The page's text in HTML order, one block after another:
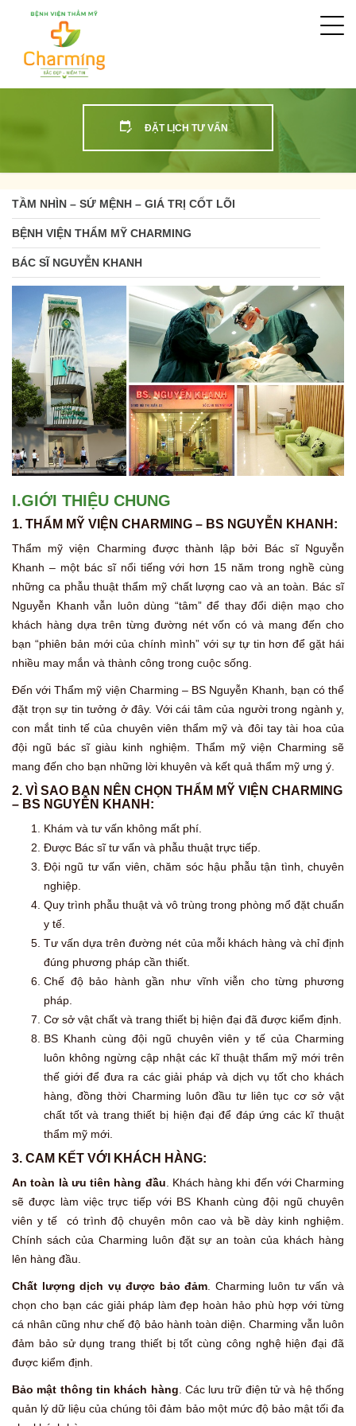
ĐẶT LỊCH TƯ VẤN
TẦM NHÌN – SỨ MỆNH – GIÁ TRỊ CỐT LÕI
BỆNH VIỆN THẨM MỸ CHARMING
BÁC SĨ NGUYỄN KHANH
I.GIỚI THIỆU CHUNG
1. THẨM MỸ VIỆN CHARMING – BS NGUYỄN KHANH:
Thẩm mỹ viện Charming được thành lập bởi Bác sĩ Nguyễn
Khanh – một bác sĩ nổi tiếng với hơn 15 năm trong nghề cùng
những ca phẫu thuật thẩm mỹ chất lượng cao và an toàn. Bác sĩ
Nguyễn Khanh vẫn luôn dùng “tâm” để thay đổi diện mạo cho
khách hàng dựa trên từng đường nét vốn có và mang đến cho
bạn “phiên bản mới của chính mình” với sự tự tin hơn để gặt hái
nhiều may mắn và thành công trong cuộc sống.
Đến với Thẩm mỹ viện Charming – BS Nguyễn Khanh, bạn có thể
đặt trọn sự tin tưởng ở đây. Với cái tâm của người trong ngành y,
con mắt tinh tế của chuyên viên thẩm mỹ và đôi tay tài hoa của
đội ngũ bác sĩ giàu kinh nghiệm. Thẩm mỹ viện Charming sẽ
mang đến cho bạn những lời khuyên và kết quả thẩm mỹ ưng ý.
2. VÌ SAO BẠN NÊN CHỌN THẨM MỸ VIỆN CHARMING
– BS NGUYỄN KHANH:
Khám và tư vấn không mất phí.
Được Bác sĩ tư vấn và phẫu thuật trực tiếp.
Đội ngũ tư vấn viên, chăm sóc hậu phẫu tận tình, chuyên
nghiệp.
Quy trình phẫu thuật và vô trùng trong phòng mổ đặt chuẩn
y tế.
Tư vấn dựa trên đường nét của mỗi khách hàng và chỉ định
đúng phương pháp cần thiết.
Chế độ bảo hành gần như vĩnh viễn cho từng phương
pháp.
Cơ sở vật chất và trang thiết bị hiện đại đã được kiểm định.
BS Khanh cùng đội ngũ chuyên viên y tế của Charming
luôn không ngừng cập nhật các kĩ thuật thẩm mỹ mới trên
thế giới để đưa ra các giải pháp và dịch vụ tốt cho khách
hàng, đồng thời Charming luôn đầu tư liên tục cơ sở vật
chất tốt và trang thiết bị hiện đại để đáp ứng các kĩ thuật
thẩm mỹ mới.
3. CAM KẾT VỚI KHÁCH HÀNG:
An toàn là ưu tiên hàng đầu . Khách hàng khi đến với Charming
sẽ được làm việc trực tiếp với BS Khanh cùng đội ngũ chuyên
viên y tế có trình độ chuyên môn cao và bề dày kinh nghiệm.
Chính sách của Charming luôn đặt sự an toàn của khách hàng
lên hàng đầu.
Chất lượng dịch vụ được bảo đảm . Charming luôn tư vấn và
chọn cho bạn các giải pháp làm đẹp hoàn hảo phù hợp với từng
cá nhân cũng như chế độ bảo hành toàn diện. Charming vẫn luôn
đảm bảo sử dụng trang thiết bị tốt cùng công nghệ hiện đại đã
được kiểm định.
Bảo mật thông tin khách hàng . Các lưu trữ điện tử và hệ thống
quản lý dữ liệu của chúng tôi đảm bảo một mức độ bảo mật tối đa